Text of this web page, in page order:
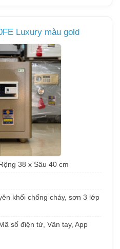
Luxury màu gold
38 x Sâu 40 cm
khối chống cháy, sơn 3 lớp
số điện tử, Vân tay, App